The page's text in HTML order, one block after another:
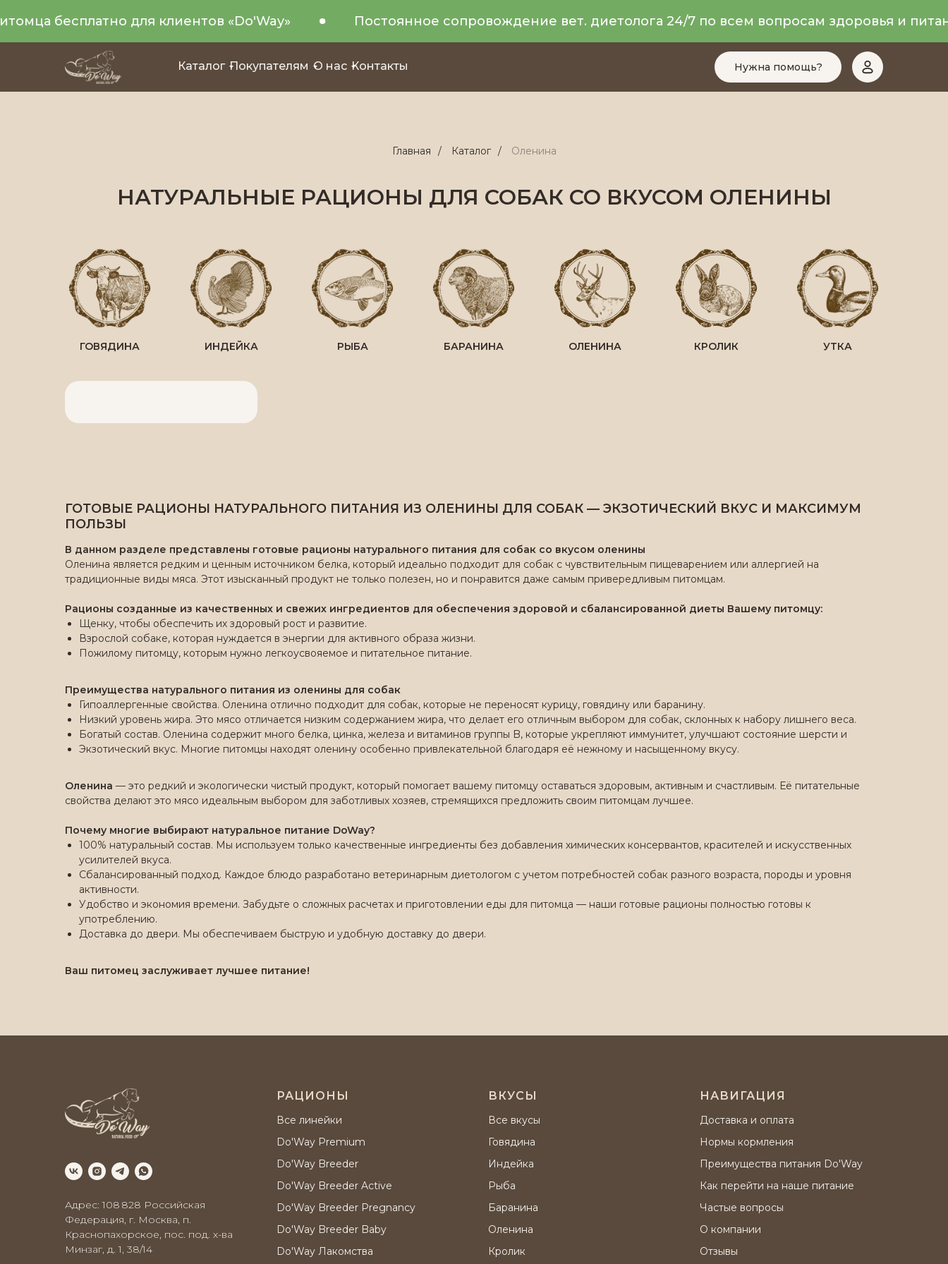
бесплатно для клиентов «Do'Way» Постоянное сопровождение вет. диетолога 24/7 по всем вопросам здоровья и
Нужна помощь?
Каталог Покупателям О нас Контакты
Главная / Каталог / Оленина
НАТУРАЛЬНЫЕ РАЦИОНЫ ДЛЯ СОБАК СО ВКУСОМ ОЛЕНИНЫ
УТКА
КРОЛИК
ОЛЕНИНА
БАРАНИНА
РЫБА
ИНДЕЙКА
ГОВЯДИНА
ГОТОВЫЕ РАЦИОНЫ НАТУРАЛЬНОГО ПИТАНИЯ ИЗ ОЛЕНИНЫ ДЛЯ СОБАК — ЭКЗОТИЧЕСКИЙ ВКУС И МАКСИМУМ
ПОЛЬЗЫ
В данном разделе представлены готовые рационы натурального питания для собак со вкусом оленины
Оленина является редким и ценным источником белка, который идеально подходит для собак с чувствительным пищеварением или аллергией на
традиционные виды мяса. Этот изысканный продукт не только полезен, но и понравится даже самым привередливым питомцам.
Рационы созданные из качественных и свежих ингредиентов для обеспечения здоровой и сбалансированной диеты Вашему питомцу:
Щенку, чтобы обеспечить их здоровый рост и развитие.
Взрослой собаке, которая нуждается в энергии для активного образа жизни.
Пожилому питомцу, которым нужно легкоусвояемое и питательное питание.
Преимущества натурального питания из оленины для собак
Гипоаллергенные свойства. Оленина отлично подходит для собак, которые не переносят курицу, говядину или баранину.
Низкий уровень жира. Это мясо отличается низким содержанием жира, что делает его отличным выбором для собак, склонных к набору лишнего веса.
Богатый состав. Оленина содержит много белка, цинка, железа и витаминов группы B, которые укрепляют иммунитет, улучшают состояние шерсти и
Экзотический вкус. Многие питомцы находят оленину особенно привлекательной благодаря её нежному и насыщенному вкусу.
Оленина — это редкий и экологически чистый продукт, который помогает вашему питомцу оставаться здоровым, активным и счастливым. Её питательные
свойства делают это мясо идеальным выбором для заботливых хозяев, стремящихся предложить своим питомцам лучшее.
Почему многие выбирают натуральное питание DoWay?
100% натуральный состав. Мы используем только качественные ингредиенты без добавления химических консервантов, красителей и искусственных
усилителей вкуса.
Сбалансированный подход. Каждое блюдо разработано ветеринарным диетологом с учетом потребностей собак разного возраста, породы и уровня
активности.
Удобство и экономия времени. Забудьте о сложных расчетах и приготовлении еды для питомца — наши готовые рационы полностью готовы к
употреблению.
Доставка до двери. Мы обеспечиваем быструю и удобную доставку до двери.
Ваш питомец заслуживает лучшее питание!
Адрес: 108 828 Российская
Федерация, г. Москва, п.
Краснопахорское, пос. под. х-ва
Минзаг, д. 1, 38/14
РАЦИОНЫ
Все линейки
Do'Way Premium
Do'Way Breeder
Do'Way Breeder Active
Do'Way Breeder Pregnancy
Do'Way Breeder Baby
Do'Way Лакомства
ВКУСЫ
Все вкусы
Говядина
Индейка
Рыба
Баранина
Оленина
Кролик
НАВИГАЦИЯ
Доставка и оплата
Нормы кормления
Преимущества питания Do'Way
Как перейти на наше питание
Частые вопросы
О компании
Отзывы